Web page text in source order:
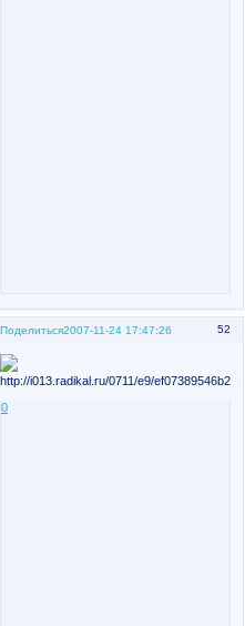
Поделиться 52
2007-11-24 17:47:26
0